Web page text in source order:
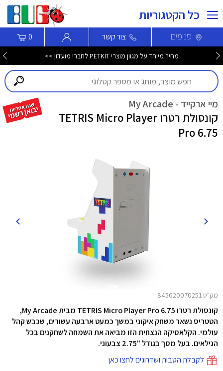
כל הקטגוריות
סניפים צור קשר 0
מחיר מיוחד על מגוון מוצרי PETKIT לחברי מועדון >>
מיי ארקייד - My Arcade
קונסולת רטרו TETRIS Micro Player
Pro 6.75
מק"ט 845620070251
קונסולת רטרו TETRIS Micro Player Pro 6.75 מבית My Arcade,
הטטריס נשאר משחק איקוני במשך כמעט ארבעה עשורים, שכבש קהל
עולמי. הקלאסיקה הנצחית הזו מביאה את השמחה לשחקנים בכל
הגילאים. בעל מסך בגודל "2.75 צבעוני.
לקבלת הטבות ושדרוגים לחצו כאן